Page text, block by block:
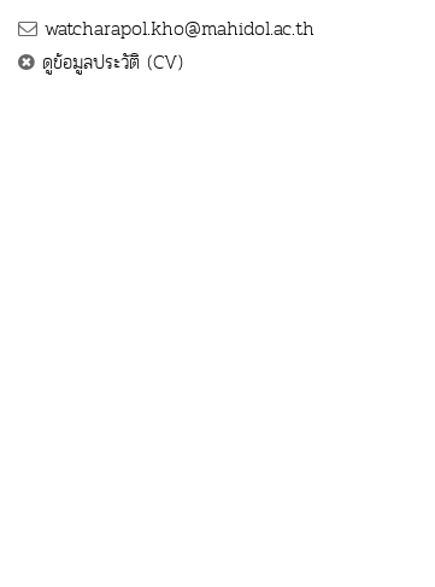
watcharapol.kho@mahidol.ac.th
ดูข้อมูลประวัติ (CV)